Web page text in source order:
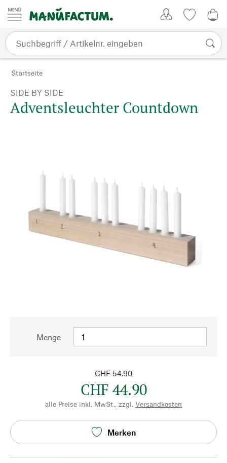
Zum Inhalt springen
Startseite
SIDE BY SIDE
Adventsleuchter Countdown
Menge
CHF 54.90
CHF 44.90
alle Preise inkl. MwSt., zzgl. Versandkosten
Merken